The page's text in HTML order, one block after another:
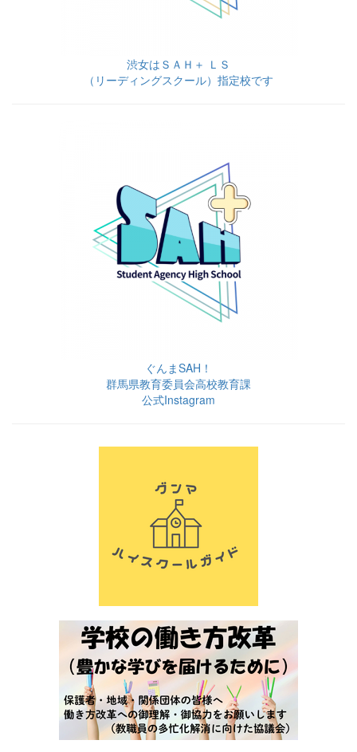
渋女はＳＡＨ＋ ＬＳ
（リーディングスクール）指定校です
ぐんまSAH！
群馬県教育委員会高校教育課
公式Instagram